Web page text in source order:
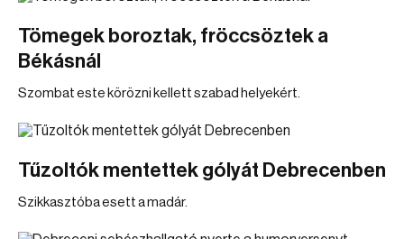
Tömegek boroztak, fröccsöztek a
Békásnál
Szombat este körözni kellett szabad helyekért.
Tűzoltók mentettek gólyát Debrecenben
Szikkasztóba esett a madár.